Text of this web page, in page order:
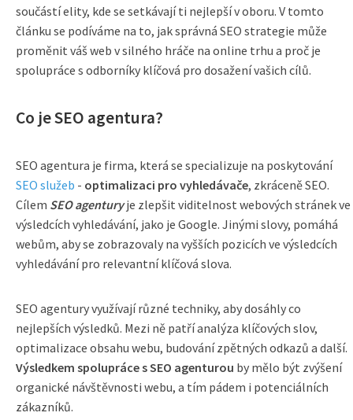
součástí elity, kde se setkávají ti nejlepší v oboru. V tomto
článku se podíváme na to, jak správná SEO strategie může
proměnit váš web v silného hráče na online trhu a proč je
spolupráce s odborníky klíčová pro dosažení vašich cílů.
Co je SEO agentura?
SEO agentura je firma, která se specializuje na poskytování
SEO služeb - optimalizaci pro vyhledávače, zkráceně SEO.
Cílem SEO agenturyje zlepšit viditelnost webových stránek ve
výsledcích vyhledávání, jako je Google. Jinými slovy, pomáhá
webům, aby se zobrazovaly na vyšších pozicích ve výsledcích
vyhledávání pro relevantní klíčová slova.
SEO agentury využívají různé techniky, aby dosáhly co
nejlepších výsledků. Mezi ně patří analýza klíčových slov,
optimalizace obsahu webu, budování zpětných odkazů a další.
Výsledkem spolupráce s SEO agenturou by mělo být zvýšení
organické návštěvnosti webu, a tím pádem i potenciálních
zákazníků.